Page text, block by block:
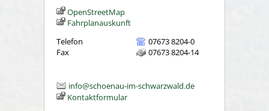
OpenStreetMap
Fahrplanauskunft
Telefon
07673 8204-0
Fax
07673 8204-14
info@schoenau-im-schwarzwald.de
Kontaktformular